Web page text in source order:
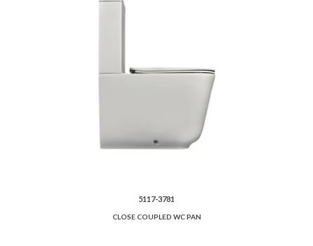
5117-3781
CLOSE COUPLED WC PAN